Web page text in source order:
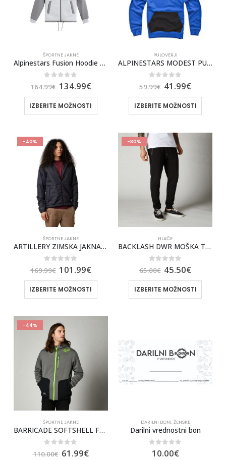
ŠPORTNE JAKNE
Alpinestars Fusion Hoodie grey
out of 5
164.99€ 134.99€
IZBERITE MOŽNOSTI
PULOVERJI
ALPINESTARS MODEST PULLOVER FLEECE [BLUE]
out of 5
59.99€ 41.99€
IZBERITE MOŽNOSTI
-40%
ŠPORTNE JAKNE
ARTILLERY ZIMSKA JAKNA FOX [BLK]
out of 5
169.99€ 101.99€
IZBERITE MOŽNOSTI
-30%
HLAČE
BACKLASH DWR MOŠKA TRENIRKA FOX [BLK]
out of 5
65.00€ 45.50€
IZBERITE MOŽNOSTI
-44%
ŠPORTNE JAKNE
BARRICADE SOFTSHELL FLEECE [PTR]
out of 5
110.00€ 61.99€
DARILNI BONI,ŽENSKE
Darilni vrednostni bon
0out of 5
10.00€